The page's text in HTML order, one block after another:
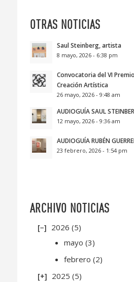
OTRAS NOTICIAS
Saul Steinberg, artista
8 mayo, 2026 - 6:38 pm
Convocatoria del VI
Creación Artística
26 mayo, 2026 - 9:48 am
AUDIOGUÍA SAUL
12 mayo, 2026 - 9:36 am
AUDIOGUÍA RUBÉN
23 febrero, 2026 - 1:54 pm
ARCHIVO NOTICIAS
2026 (5)
mayo (3)
febrero (2)
2025 (5)